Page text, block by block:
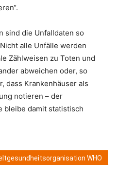
sind die Unfalldaten so
alle Unfälle werden
Zählweisen zu Toten und
abweichen oder, so
dass Krankenhäuser als
notieren – der
bleibe damit statistisch
WHO